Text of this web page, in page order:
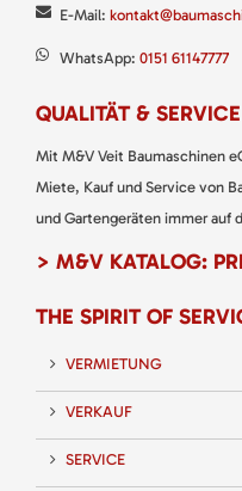
E-Mail:
WhatsApp: 0151 61147777
QUALITÄT & SERVICE
Mit M&V Veit Baumaschinen
Miete, Kauf und Service von
und Gartengeräten immer auf
> M&V KATALOG:
THE SPIRIT OF
VERMIETUNG
VERKAUF
SERVICE